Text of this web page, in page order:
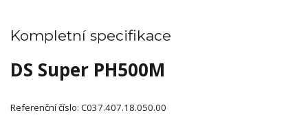
Kompletní specifikace
DS Super PH500M
Referenční číslo: C037.407.18.050.00